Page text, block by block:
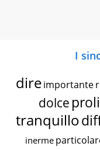
I
dire importante
dolce
tranquillo
inerme